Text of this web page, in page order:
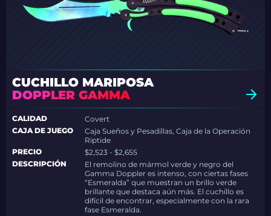
CUCHILLO MARIPOSA
DOPPLER GAMMA
CALIDAD
Covert
CAJA DE JUEGO
Caja Sueños y Pesadillas, Caja de la Operación
Riptide
PRECIO
$2,523 - $2,655
DESCRIPCIÓN
El remolino de mármol verde y negro del
Gamma Doppler es intenso, con ciertas fases
“Esmeralda” que muestran un brillo verde
brillante que destaca aún más. El cuchillo es
difícil de encontrar, especialmente con la rara
fase Esmeralda.